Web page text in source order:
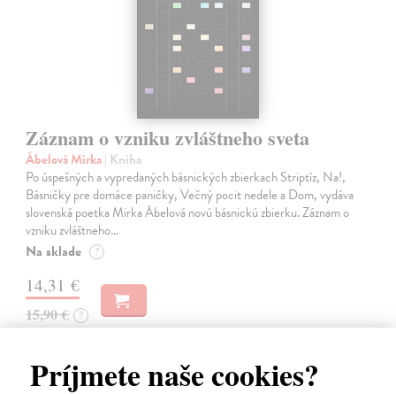
Príjmete naše cookies?
Záznam o vzniku zvláštneho sveta
Ábelová Mirka| Kniha
Po úspešných a vypredaných básnických zbierkach Striptíz, Na!,
Básničky pre domáce paničky, Večný pocit nedele a Dom, vydáva
slovenská poetka Mirka Ábelová novú básnickú zbierku. Záznam o
vzniku zvláštneho…
Na sklade ?
14,31 €
15,90 € ?